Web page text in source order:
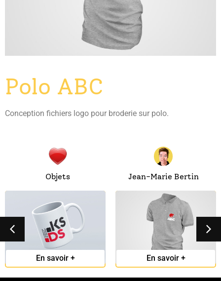
Polo ABC
Conception fichiers logo pour broderie sur polo.
Objets Jean-Marie Bertin
Mug pour KSDS
En savoir +
Polo ABC
En savoir +